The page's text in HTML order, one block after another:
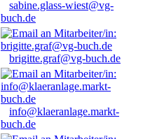
sabine.glass-wiest@vg-
buch.de
brigitte.graf@vg-buch.de
info@klaeranlage.markt-
buch.de